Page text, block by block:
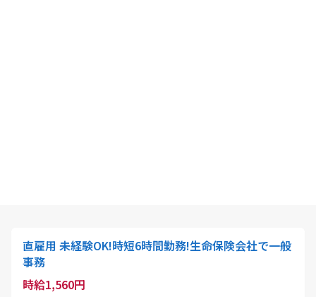
直雇用 未経験OK!時短6時間勤務!生命保険会社で一般
事務
時給1,560円